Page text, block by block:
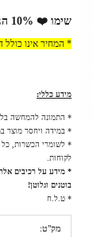
שימו ❤️ 10% הנחה למזמינים באתר!
* המחיר אינו
מידע כללי:
* התמונה להמחשה
* במידה ויחסר מוצר
* לשומרי הכשרות, כל
לקוחות.
* מידע על רכיבים
בוטנים וגלוטן!
* ט.ל.ח
מק"ט: